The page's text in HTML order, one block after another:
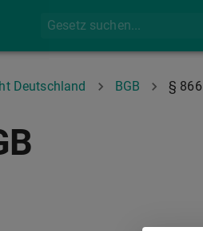
Deutschland BGB § 866